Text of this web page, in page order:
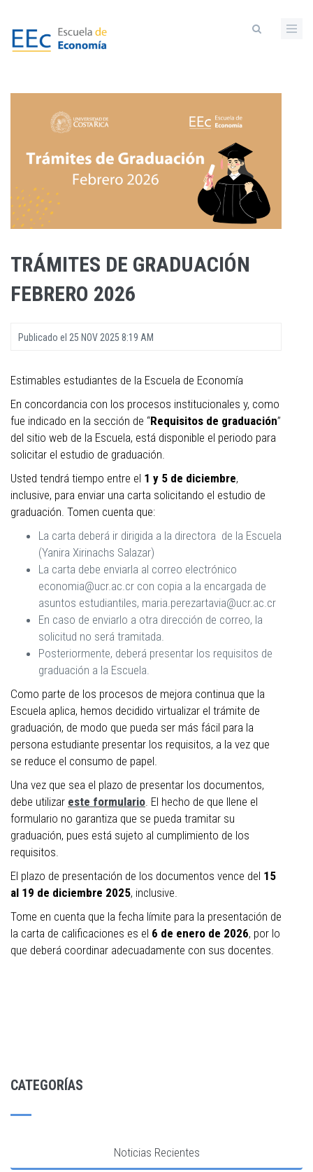
contenido
TRÁMITES DE GRADUACIÓN
FEBRERO 2026
Publicado el 25 NOV 2025 8:19 AM
Estimables estudiantes de la Escuela de Economía
En concordancia con los procesos institucionales y, como
fue indicado en la sección de “Requisitos de graduación”
del sitio web de la Escuela, está disponible el periodo para
solicitar el estudio de graduación.
Usted tendrá tiempo entre el 1 y 5 de diciembre,
inclusive, para enviar una carta solicitando el estudio de
graduación. Tomen cuenta que:
La carta deberá ir dirigida a la directora de la Escuela
(Yanira Xirinachs Salazar)
La carta debe enviarla al correo electrónico
economia@ucr.ac.cr con copia a la encargada de
asuntos estudiantiles, maria.perezartavia@ucr.ac.cr
En caso de enviarlo a otra dirección de correo, la
solicitud no será tramitada.
Posteriormente, deberá presentar los requisitos de
graduación a la Escuela.
Como parte de los procesos de mejora continua que la
Escuela aplica, hemos decidido virtualizar el trámite de
graduación, de modo que pueda ser más fácil para la
persona estudiante presentar los requisitos, a la vez que
se reduce el consumo de papel.
Una vez que sea el plazo de presentar los documentos,
debe utilizar este formulario. El hecho de que llene el
formulario no garantiza que se pueda tramitar su
graduación, pues está sujeto al cumplimiento de los
requisitos.
El plazo de presentación de los documentos vence del 15
al 19 de diciembre 2025, inclusive.
Tome en cuenta que la fecha límite para la presentación de
la carta de calificaciones es el 6 de enero de 2026, por lo
que deberá coordinar adecuadamente con sus docentes.
CATEGORÍAS
Noticias Recientes